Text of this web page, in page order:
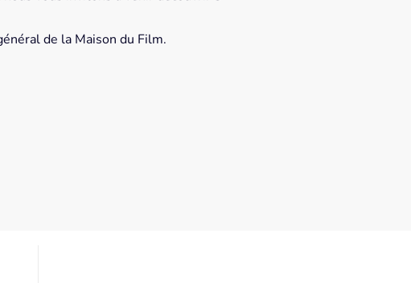
de la Maison du Film.